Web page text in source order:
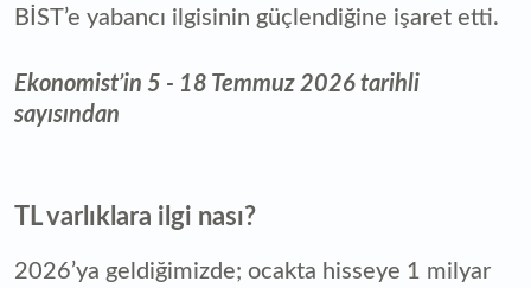
BİST’e yabancı ilgisinin güçlendiğine işaret etti.
Ekonomist’in 5 - 18 Temmuz 2026 tarihli
sayısından
TL varlıklara ilgi nası?
2026’ya geldiğimizde; ocakta hisseye 1 milyar